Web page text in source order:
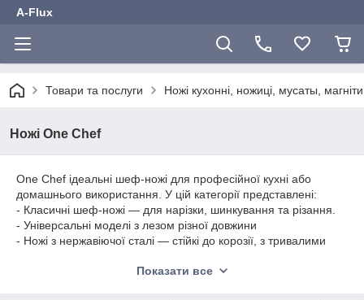
A-Flux
Товари та послуги Ножі кухонні, ножиці, мусаты,
Ножі One Chef
One Chef ідеальні шеф-ножі для професійної кухні або
домашнього використання. У цій категорії представлені:
- Класичні шеф-ножі — для нарізки, шинкування та різання.
- Універсальні моделі з лезом різної довжини
- Ножі з нержавіючої сталі — стійкі до корозії, з тривалими
- Ергономічні рукоятки з антиковзким покриттям, розроблені
Показати все